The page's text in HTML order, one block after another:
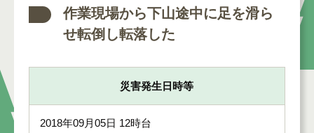
作業現場から下山途中に足を滑ら
せ転倒し転落した
災害発生日時等
2018年09月05日 12時台